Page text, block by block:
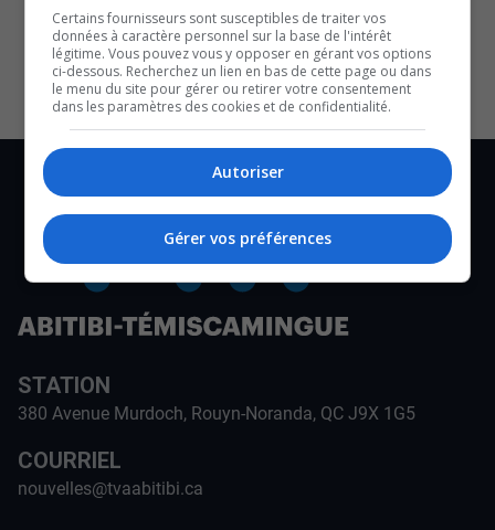
SOUTENIR NOS MÉDIAS, C’EST PROTÉGER NOTRE
CULTURE ET NOTRE ÉCONOMIE
STATION
380 Avenue Murdoch, Rouyn-Noranda, QC J9X 1G5
COURRIEL
nouvelles@tvaabitibi.ca
Certains fournisseurs sont susceptibles de traiter vos
données à caractère personnel sur la base de l'intérêt
légitime. Vous pouvez vous y opposer en gérant vos options
ci-dessous. Recherchez un lien en bas de cette page ou dans
le menu du site pour gérer ou retirer votre consentement
dans les paramètres des cookies et de confidentialité.
Autoriser
Gérer vos préférences